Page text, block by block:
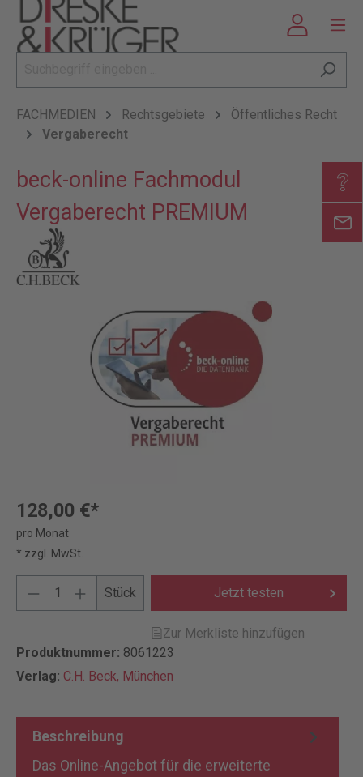
FACHMEDIEN Rechtsgebiete
Öffentliches Recht
Vergaberecht
beck-online Fachmodul
Vergaberecht PREMIUM
128,00 €*
pro Monat
* zzgl. MwSt.
Stück Jetzt testen
Zur Merkliste hinzufügen
Produktnummer: 8061223
Verlag: C.H. Beck, München
Beschreibung
Das Online-Angebot für die erweiterte